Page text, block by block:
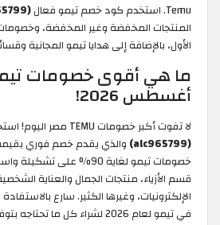
Temu. استخدم كود خصم تيمو فعال
(alc965799)
المنتجات المخفضة وغير المخفضة،
الأول، بالإضافة إلى هدايا تيمو المجانية
ما هي أقوى خصومات
أغسطس 2026!
لا تفوت أكبر خصومات TEMU مصر اليوم! استخدم كود تيمو المجرب:
(alc965799)
خصومات تيمو لغاية 90%
قسم الأزياء، منتجات الجمال والعناية
الإلكترونيات، وغيرها الكثير. سارع
في تيمو لعام 2026 لشراء كل ما تحتاجه بتوفير أكبر!!